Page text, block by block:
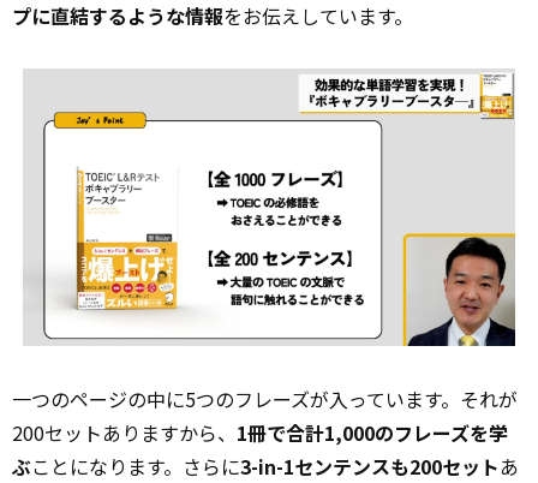
プに直結するような情報をお伝えしています。
一つのページの中に5つのフレーズが入っています。それが
200セットありますから、 1冊で合計1,000のフレーズを学
ぶことになります。さらに3-in-1センテンスも200セットあ